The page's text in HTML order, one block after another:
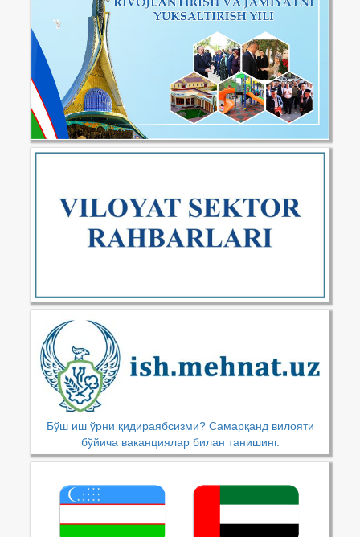
Бўш иш ўрни қидираябсизми? Самарқанд вилояти
бўйича ваканциялар билан танишинг.